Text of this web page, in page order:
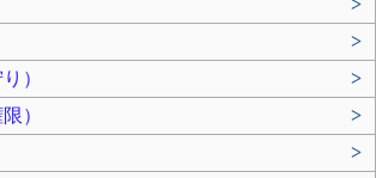
>
>
）
>
）
>
>